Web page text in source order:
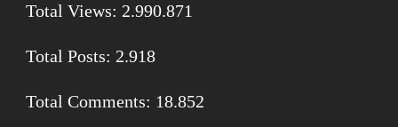
Total Views: 2.990.871
Total Posts: 2.918
Total Comments: 18.852